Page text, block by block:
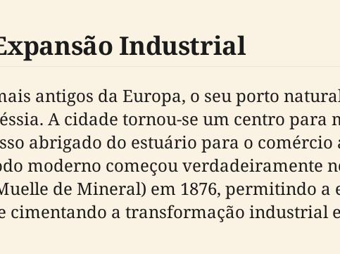
Industrial
antigos da Europa, o seu porto
A cidade tornou-se um centro para
abrigado do estuário para o
moderno começou verdadeiramente
de Mineral) em 1876, permitindo
cimentando a transformação industrial